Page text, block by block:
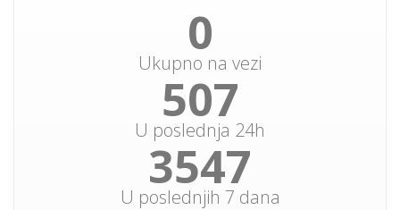
0
Ukupno na vezi
563
U poslednja 24h
3941
U poslednjih 7 dana